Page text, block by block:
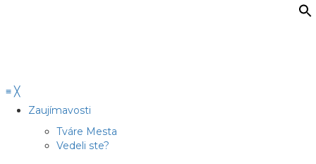
≡ ╳
Zaujímavosti
Tváre Mesta
Vedeli ste?